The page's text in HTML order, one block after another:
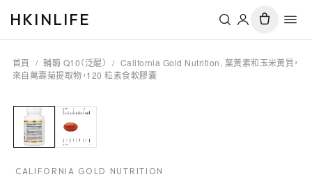
HKINLIFE
首頁 / 輔酶 Q10（泛醌） / California Gold Nutrition, 葉黃素和玉米黃質，
來自萬壽菊提取物，120 粒素食軟膠囊
CALIFORNIA GOLD NUTRITION